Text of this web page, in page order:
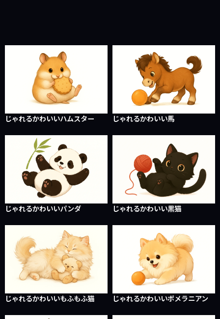
じゃれるかわいいハムスター じゃれるかわいい馬
じゃれるかわいいパンダ じゃれるかわいい黒猫
じゃれるかわいいもふもふ猫 じゃれるかわいいポメラニアン